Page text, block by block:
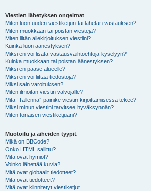
Viestien lähetyksen ongelmat
Miten luon uuden viestiketjun tai lähetän vastauksen?
Miten muokkaan tai poistan viestejä?
Miten liitän allekirjoituksen viestiini?
Kuinka luon äänestyksen?
Miksi en voi lisätä vastausvaihtoehtoja kyselyyn?
Kuinka muokkaan tai poistan äänestyksen?
Miksi en pääse alueelle?
Miksi en voi liittää tiedostoja?
Miksi sain varoituksen?
Miten ilmoitan viestin valvojalle?
Mitä “Tallenna”-painike viestin kirjoittamisessa tekee?
Miksi minun viestini tarvitsee hyväksynnän?
Miten tönäisen viestiketjuani?
Muotoilu ja aiheiden tyypit
Mikä on BBCode?
Onko HTML sallittu?
Mitä ovat hymiöt?
Voinko lähettää kuvia?
Mitä ovat globaalit tiedotteet?
Mitä ovat tiedotteet?
Mitä ovat kiinnitetyt viestiketjut